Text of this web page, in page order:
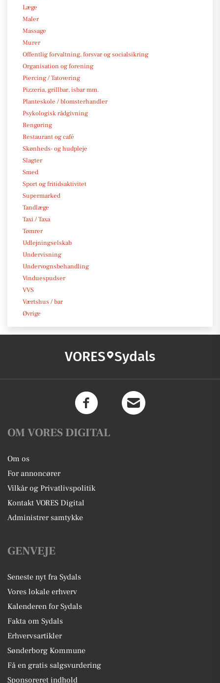
Læge
Maler
Massage
Murer
Offentlig forvaltning, forsvar og socialsikring
Organisation og forening
Piercing / Tatovering
Pizzeria, grillbar, isbar mm.
Planteskole / blomsterhandler
Psykologisk rådgivning
Rengøring
Restaurant og café
Skønheds- og hudpleje
Slagter
Smed
Sport og fritidsaktivitet
Supermarked
Tandlæge
Taxi / Taxa
Tømrer
Udlejningselskab
Undervisning
Undervognsbehandling
Vinduespudser
VVS
Værtshus / bar
Øvrige
VORES Sydals
OM VORES DIGITAL
Om os
For annoncører
Vilkår og Privatlivspolitik
Kontakt VORES Digital
Administrer samtykke
GENVEJE
Seneste nyt fra Sydals
Vores lokale erhverv
Kalenderen for Sydals
Fakta om Sydals
Erhvervsartikler
Sønderborg Kommune
Få en gratis salgsvurdering
Sponsoreret indhold